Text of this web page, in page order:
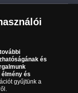
9.00 és 17.00
között)
és
és
gyűjtünk a